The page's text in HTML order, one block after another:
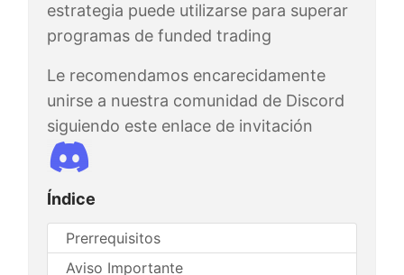
estrategia puede utilizarse para superar
programas de funded trading
Le recomendamos encarecidamente
unirse a nuestra comunidad de Discord
siguiendo este enlace de invitación
Índice
Prerrequisitos
Aviso Importante